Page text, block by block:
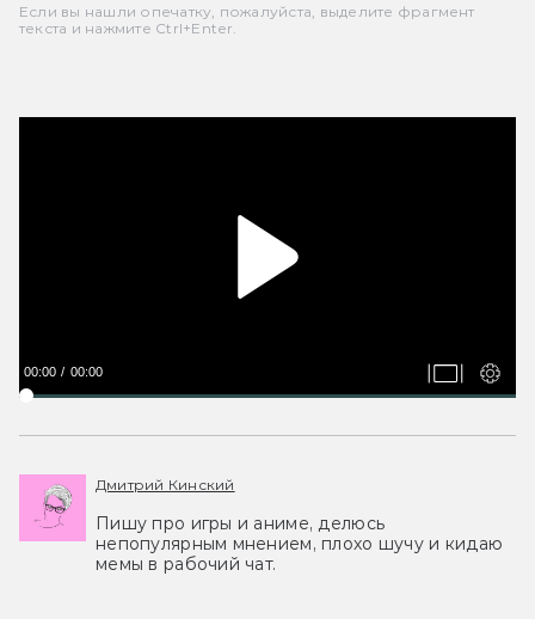
Если вы нашли опечатку, пожалуйста, выделите фрагмент
текста и нажмите Ctrl+Enter.
00:00 00:00
Дмитрий Кинский
Пишу про игры и аниме, делюсь
непопулярным мнением, плохо шучу и кидаю
мемы в рабочий чат.